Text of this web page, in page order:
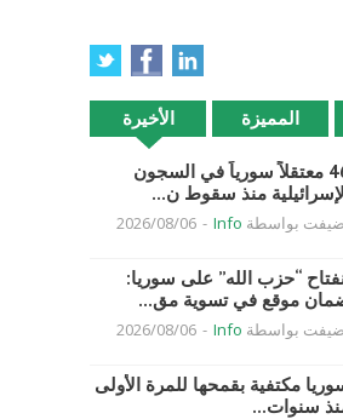
الأخيرة المميزة
46 معتقلاً سورياً في السجون
منذ سقوط ن...
بواسطة Info
-
2026/08/06
“حزب الله” على سوريا:
موقع في تسوية مق...
بواسطة Info
-
2026/08/06
مكتفية بقمحها للمرة الأولى
سنوات...